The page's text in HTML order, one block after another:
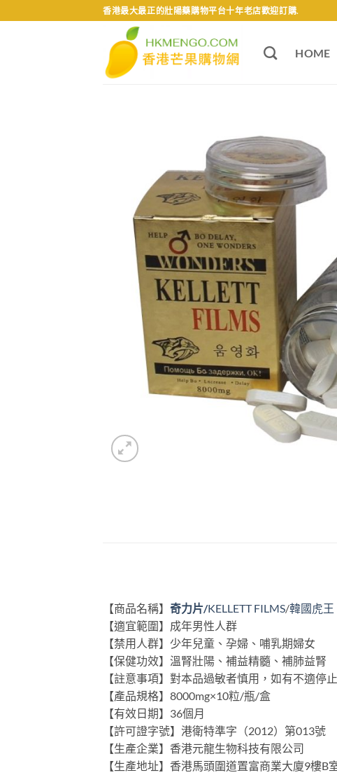
to
香港最大最正的壯陽藥購物平台十年老店歡迎訂購.
HOME
【商品名稱】 奇力片/KELLETT FILMS/韓國虎王
【適宜範圍】成年男性人群
【禁用人群】少年兒童、孕婦、哺乳期婦女
【保健功效】溫腎壯陽、補益精髓、補肺益腎
【註意事項】對本品過敏者慎用，如有不適停
【產品規格】8000mg×10粒/瓶/盒
【有效日期】36個月
【許可證字號】港衛特準字（2012）第013號
【生產企業】香港元龍生物科技有限公司
【生產地址】香港馬頭圍道置富商業大廈9樓B